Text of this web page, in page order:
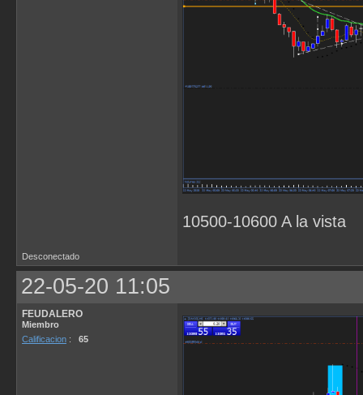
10500-10600 A la vista
Desconectado
22-05-20 11:05
FEUDALERO
Miembro
Calificacion : 65